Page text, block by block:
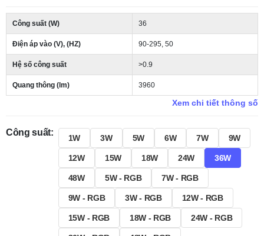
Công suất (W) 36
Điện áp vào (V), (HZ) 90-295, 50
Hệ số công suất >0.9
Quang thông (lm) 3960
Xem chi tiết thông số
Công suất:
1W 3W 5W 6W 7W 9W
12W 15W 18W 24W 36W
48W 5W - RGB 7W - RGB
9W - RGB 3W - RGB 12W - RGB
15W - RGB 18W - RGB 24W - RGB